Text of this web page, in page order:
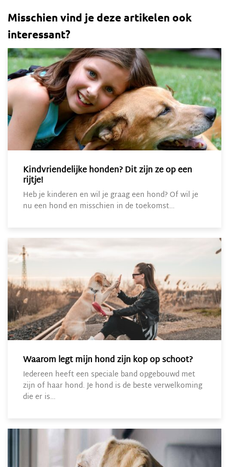
Misschien vind je deze artikelen ook
interessant?
Kindvriendelijke honden? Dit zijn ze op een
rijtje!
Heb je kinderen en wil je graag een hond? Of wil je
nu een hond en misschien in de toekomst…
Waarom legt mijn hond zijn kop op schoot?
Iedereen heeft een speciale band opgebouwd met
zijn of haar hond. Je hond is de beste verwelkoming
die er is…